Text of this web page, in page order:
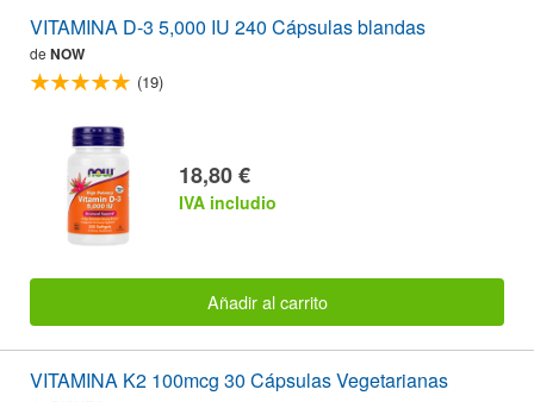
VITAMINA D-3 5,000 IU 240 Cápsulas blandas
de NOW
(19)
18,80 €
IVA includio
Añadir al carrito
VITAMINA K2 100mcg 30 Cápsulas Vegetarianas